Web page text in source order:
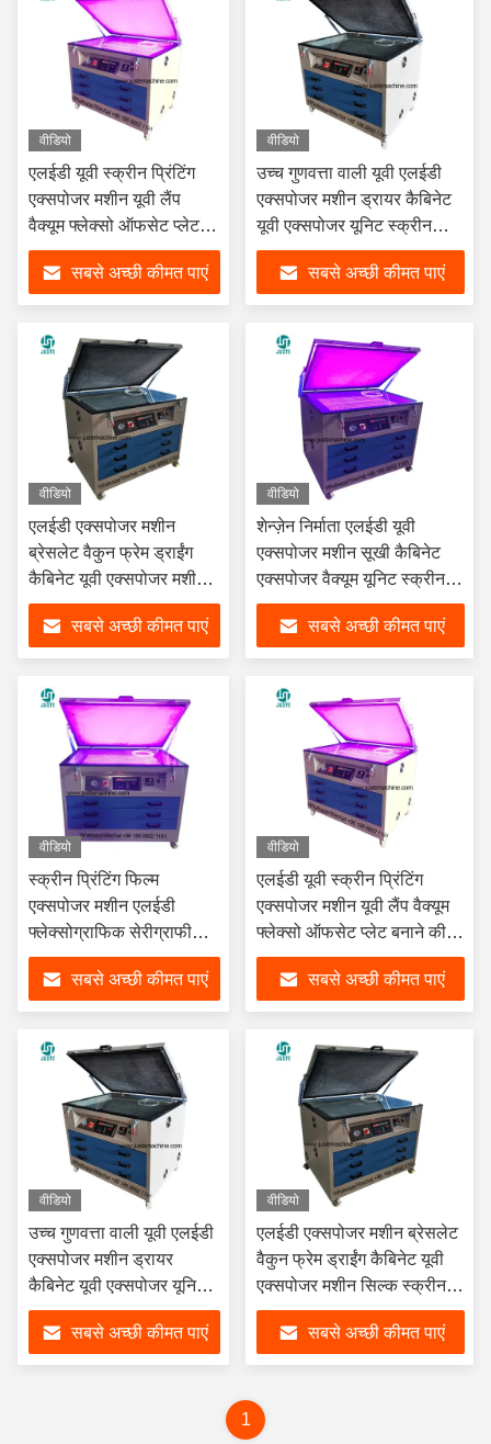
वीडियो
एलईडी यूवी स्क्रीन प्रिंटिंग
एक्सपोजर मशीन यूवी लैंप
वैक्यूम फ्लेक्सो ऑफसेट प्लेट
बनाने की मुद्रांकन एक्सपोजर
मशीन ड्रायर यूनिट के साथ
सबसे अच्छी कीमत पाएं
वीडियो
उच्च गुणवत्ता वाली यूवी एलईडी
एक्सपोजर मशीन ड्रायर कैबिनेट
यूवी एक्सपोजर यूनिट स्क्रीन
प्रिंटिंग मशीन टर्न एक्सपोजर
सबसे अच्छी कीमत पाएं
वीडियो
एलईडी एक्सपोजर मशीन
ब्रेसलेट वैकुन फ्रेम ड्राईंग
कैबिनेट यूवी एक्सपोजर मशीन
सिल्क स्क्रीन प्लेट बनाने के
लिए पैड प्रिंटिंग
सबसे अच्छी कीमत पाएं
वीडियो
शेन्ज़ेन निर्माता एलईडी यूवी
एक्सपोजर मशीन सूखी कैबिनेट
एक्सपोजर वैक्यूम यूनिट स्क्रीन
प्रिंटिंग के लिए मशीन
सबसे अच्छी कीमत पाएं
वीडियो
स्क्रीन प्रिंटिंग फिल्म
एक्सपोजर मशीन एलईडी
फ्लेक्सोग्राफिक सेरीग्राफी
सूखी कैबिनेट पूर्ण स्वचालित
पॉलिमर एक्सपोजर मशीन
सबसे अच्छी कीमत पाएं
वीडियो
एलईडी यूवी स्क्रीन प्रिंटिंग
एक्सपोजर मशीन यूवी लैंप वैक्यूम
फ्लेक्सो ऑफसेट प्लेट बनाने की
मुद्रांकन एक्सपोजर मशीन ड्रायर
यूनिट के साथसबसे अच्छी कीमत पाएं
वीडियो
उच्च गुणवत्ता वाली यूवी एलईडी
एक्सपोजर मशीन ड्रायर
कैबिनेट यूवी एक्सपोजर यूनिट
स्क्रीन प्रिंटिंग मशीन टर्न
एक्सपोजरसबसे अच्छी कीमत पाएं
वीडियो
एलईडी एक्सपोजर मशीन ब्रेसलेट
वैकुन फ्रेम ड्राईंग कैबिनेट यूवी
एक्सपोजर मशीन सिल्क स्क्रीन
प्लेट बनाने के लिए पैड प्रिंटिंग
सबसे अच्छी कीमत पाएं
1